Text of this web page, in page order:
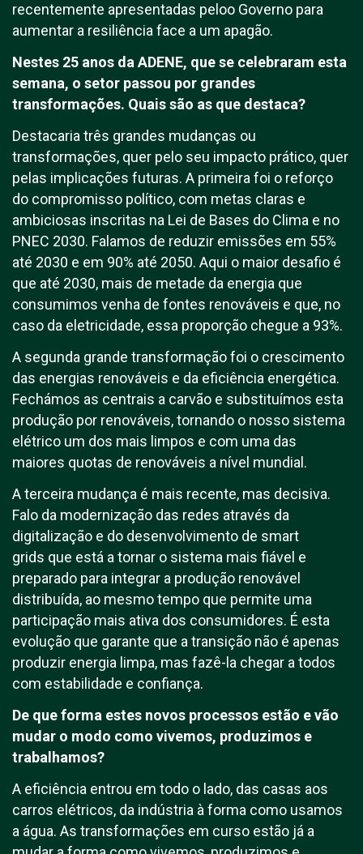
recentemente apresentadas peloo Governo para
aumentar a resiliência face a um apagão.
Nestes 25 anos da ADENE, que se celebraram esta
semana, o setor passou por grandes
transformações. Quais são as que destaca?
Destacaria três grandes mudanças ou
transformações, quer pelo seu impacto prático, quer
pelas implicações futuras. A primeira foi o reforço
do compromisso político, com metas claras e
ambiciosas inscritas na Lei de Bases do Clima e no
PNEC 2030. Falamos de reduzir emissões em 55%
até 2030 e em 90% até 2050. Aqui o maior desafio é
que até 2030, mais de metade da energia que
consumimos venha de fontes renováveis e que, no
caso da eletricidade, essa proporção chegue a 93%.
A segunda grande transformação foi o crescimento
das energias renováveis e da eficiência energética.
Fechámos as centrais a carvão e substituímos esta
produção por renováveis, tornando o nosso sistema
elétrico um dos mais limpos e com uma das
maiores quotas de renováveis a nível mundial.
A terceira mudança é mais recente, mas decisiva.
Falo da modernização das redes através da
digitalização e do desenvolvimento de smart
grids que está a tornar o sistema mais fiável e
preparado para integrar a produção renovável
distribuída, ao mesmo tempo que permite uma
participação mais ativa dos consumidores. É esta
evolução que garante que a transição não é apenas
produzir energia limpa, mas fazê-la chegar a todos
com estabilidade e confiança.
De que forma estes novos processos estão e vão
mudar o modo como vivemos, produzimos e
trabalhamos?
A eficiência entrou em todo o lado, das casas aos
carros elétricos, da indústria à forma como usamos
a água. As transformações em curso estão já a